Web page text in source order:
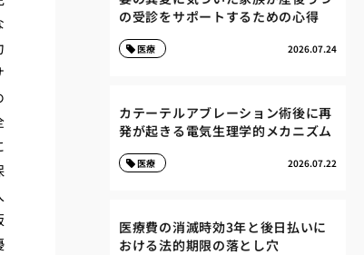
の受診をサポートするための心得
2026.07.24
医療
カテーテルアブレーション術後に再
発が起きる電気生理学的メカニズム
2026.07.22
医療
医療費の消滅時効3年と後日払いに
おける法的期限の落とし穴